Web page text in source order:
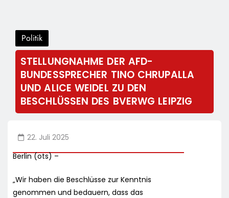
Politik
STELLUNGNAHME DER AFD-
BUNDESSPRECHER TINO CHRUPALLA
UND ALICE WEIDEL ZU DEN
BESCHLÜSSEN DES BVERWG LEIPZIG
22. Juli 2025
Berlin (ots) –
„Wir haben die Beschlüsse zur Kenntnis
genommen und bedauern, dass das